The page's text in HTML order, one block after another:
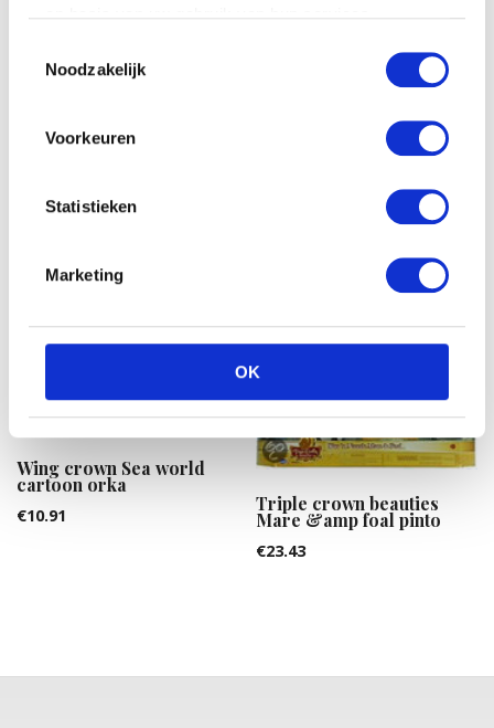
Noodzakelijk
Voorkeuren
Statistieken
Marketing
OK
Disney Minnie mouse love
22.57
Nattou Cappuccino knuffel
Wing crown Sea world
cartoon orka
€10.91
Triple crown beauties
Mare &amp foal pinto
€23.43